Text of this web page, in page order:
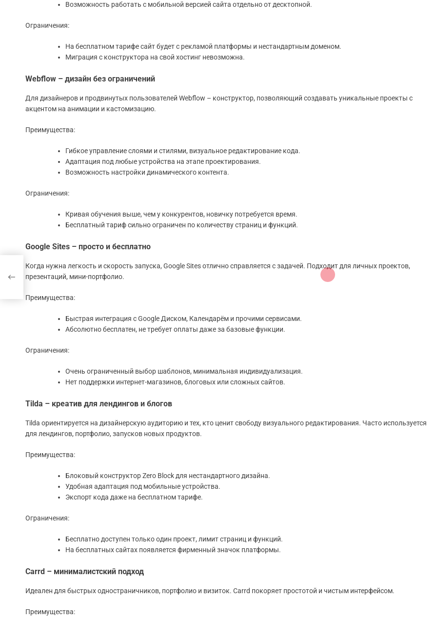
Возможность работать с мобильной версией сайта отдельно от десктопной.
Ограничения:
На бесплатном тарифе сайт будет с рекламой платформы и нестандартным доменом.
Миграция с конструктора на свой хостинг невозможна.
Webflow – дизайн без ограничений
Для дизайнеров и продвинутых пользователей Webflow – конструктор, позволяющий создавать уникальные проекты с
акцентом на анимации и кастомизацию.
Преимущества:
Гибкое управление слоями и стилями, визуальное редактирование кода.
Адаптация под любые устройства на этапе проектирования.
Возможность настройки динамического контента.
Ограничения:
Кривая обучения выше, чем у конкурентов, новичку потребуется время.
Бесплатный тариф сильно ограничен по количеству страниц и функций.
Google Sites – просто и бесплатно
Когда нужна легкость и скорость запуска, Google Sites отлично справляется с задачей. Подходит для личных проектов,
презентаций, мини-портфолио.
Преимущества:
Быстрая интеграция с Google Диском, Календарём и прочими сервисами.
Абсолютно бесплатен, не требует оплаты даже за базовые функции.
Ограничения:
Очень ограниченный выбор шаблонов, минимальная индивидуализация.
Нет поддержки интернет-магазинов, блоговых или сложных сайтов.
Tilda – креатив для лендингов и блогов
Tilda ориентируется на дизайнерскую аудиторию и тех, кто ценит свободу визуального редактирования. Часто используется
для лендингов, портфолио, запусков новых продуктов.
Преимущества:
Блоковый конструктор Zero Block для нестандартного дизайна.
Удобная адаптация под мобильные устройства.
Экспорт кода даже на бесплатном тарифе.
Ограничения:
Бесплатно доступен только один проект, лимит страниц и функций.
На бесплатных сайтах появляется фирменный значок платформы.
Carrd – минималистский подход
Идеален для быстрых одностраничников, портфолио и визиток. Carrd покоряет простотой и чистым интерфейсом.
Преимущества: